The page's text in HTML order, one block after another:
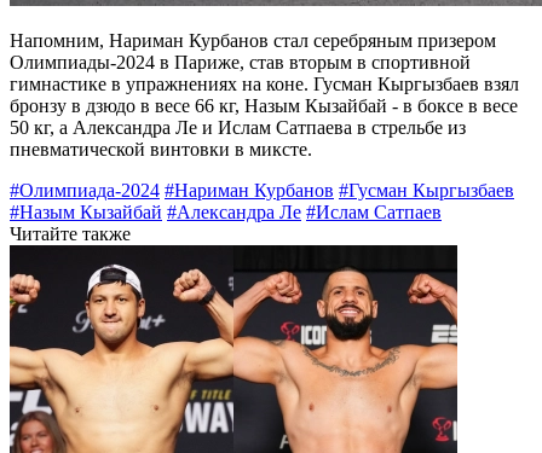
Напомним, Нариман Курбанов стал серебряным призером
Олимпиады-2024 в Париже, став вторым в спортивной
гимнастике в упражнениях на коне. Гусман Кыргызбаев взял
бронзу в дзюдо в весе 66 кг, Назым Кызайбай - в боксе в весе
50 кг, а Александра Ле и Ислам Сатпаева в стрельбе из
пневматической винтовки в миксте.
#Олимпиада-2024 #Нариман Курбанов #Гусман Кыргызбаев
#Назым Кызайбай #Александра Ле #Ислам Сатпаев
Читайте также